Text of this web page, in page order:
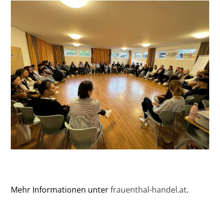
Mehr Informationen unterfrauenthal-handel.at.